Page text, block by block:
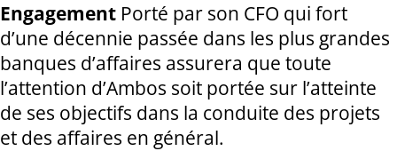
Engagement Porté par son CFO qui fort
d’une décennie passée dans les plus grandes
banques d’affaires assurera que toute
l’attention d’Ambos soit portée sur l’atteinte
de ses objectifs dans la conduite des projets
et des affaires en général.